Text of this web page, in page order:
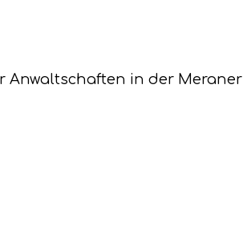
Anwaltschaften in der Meraner